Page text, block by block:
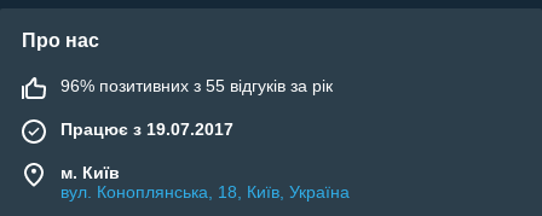
Підвищення впізнаваності бренду - одна
з найголовніших завдань сучасного маркетингу.
того, щоб виділитися з тисяч брендів - виробники наносять
Про нас
96% позитивних з 55 відгуків за рік
Працює з 19.07.2017
м. Київ
вул. Коноплянська, 18, Київ, Україна